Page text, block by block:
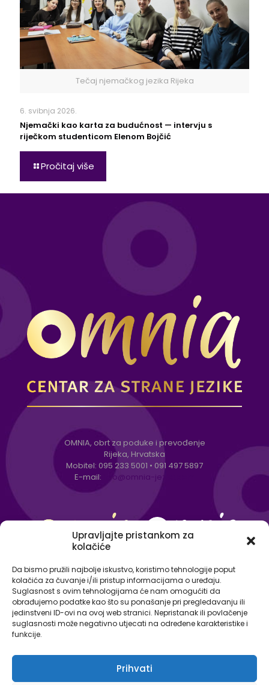
Upravljajte pristankom za
kolačiće
Da bismo pružili najbolje iskustvo, koristimo tehnologije poput
kolačića za čuvanje i/ili pristup informacijama o uređaju.
Suglasnost s ovim tehnologijama će nam omogućiti da
obrađujemo podatke kao što su ponašanje pri pregledavanju ili
jedinstveni ID-ovi na ovoj web stranici. Nepristanak ili povlačenje
suglasnosti može negativno utjecati na određene karakteristike i
funkcije.
Prihvati
Tečaj njemačkog jezika Rijeka
6. svibnja 2026.
Njemački kao karta za budućnost — intervju s
riječkom studenticom Elenom Bojčić
Pročitaj više
OMNIA, obrt za poduke i prevođenje
Rijeka, Hrvatska
Mobitel: 095 233 5001 • 091 497 5897
E-mail:
info@omnia-jezici.com